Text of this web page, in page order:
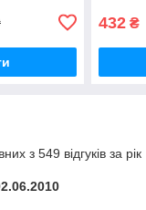
432 ₴
з 549 відгуків за рік